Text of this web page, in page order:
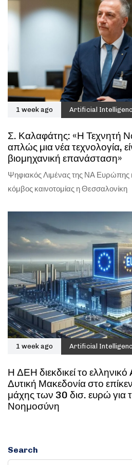
1 week ago Artificial
Σ. Καλαφάτης: «Η Τεχνητή
απλώς μια νέα τεχνολογία,
βιομηχανική επανάσταση»
Ψηφιακός Λιμένας της ΝΑ Ευρώπης
κόμβος καινοτομίας η Θεσσαλονίκη
1 week ago Artificial
Η ΔΕΗ διεκδικεί το
Δυτική Μακεδονία στο
μάχης των 30 δισ. ευρώ για
Νοημοσύνη
Search